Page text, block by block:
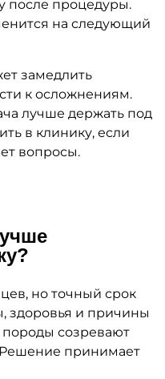
после процедуры.
на следующий
замедлить
к осложнениям.
лучше держать под
в клинику, если
вопросы.
но точный срок
здоровья и причины
созревают
принимает